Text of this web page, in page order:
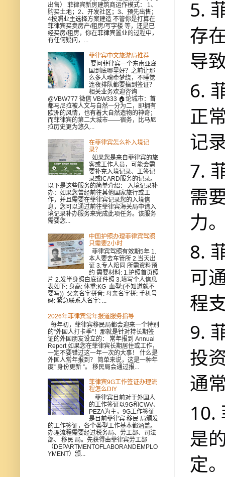
5.
存
导
6.
正
记
7.
需
力
8.
可
程
9.
投
通
10.
是
定
出售） 菲律宾新房建筑商运作模式： 1、
购买土地；2、开发社区；3、预先出售；
4按照业主选择方案建造 不管你是打算在
菲律宾买卖房产/租房/写字楼 等，还是已
经买房/租房，你在菲律宾置业的过程中，
有任何疑问，...
菲律宾中文旅游局推荐
要问菲律宾一个东南亚岛
国到底哪里好？之前让那
么多人魂牵梦绕，不睡觉
连夜排队都要搞到签证？
相关业务欢迎咨询
@VBW777 微信 VBW333 🏠论城市：首
都马尼拉被人文与自然一分为二，即拥有
欧洲的风情，也有着大自然造物的神奇；
而菲律宾的第二大城市——宿务，比马尼
拉历史更为悠久...
在菲律宾怎么补入境记
录？
如果您是来自菲律宾的旅
客或工作人员，可能会需
要补充入境记录、工签记
录或iCARD服务的记录。
以下是这些服务的简单介绍： 入境记录补
办：如果您曾经前往其他国家旅行或工
作，并且需要在菲律宾记录您的入境信
息，您可以通过前往菲律宾海关局申请入
境记录补办服务来完成此项任务。该服务
需要您...
中国护照办理菲律宾驾照
只需要2小时
菲律宾驾照有效期5年 1.
本人要去车管所 2.当天出
证 3.专人陪同 所需资料预
约 需要材料: 1.护照首页照
片 2.发半身照白底证件照 3.填写个人信息
表如下: 身高: 体重:KG 血型:(不知道就不
要写)) 父亲名字拼音: 母亲名字拼: 手机号
码: 紧急联系人名字: ...
2026年菲律宾常年报道服务指导
每年初，菲律宾移民局都会迎来一个特别
的“外国人打卡季”！那就是针对持长期签
证的外国朋友设立的： 常年报到 Annual
Report 如果您在菲律宾长期居住或工作，
一定不要错过这一年一次的大事！ 什么是
外国人常年报到？ 简单来说，这是一种年
度“ 身份更新 ”。 移民局会通过报...
菲律宾9G工作签证办理流
程怎么DIY
菲律宾目前对于外国人
的工作签证以9G和CWV、
PEZA为主，9G工作签证
是目前菲律宾 移民 局颁发
的工作签证，各个类型工作基本都涵盖。
办理流程需要经过税务局、劳工部、司法
部、 移民 局。先获得由菲律宾劳工部
（DEPARTMENTOFLABORANDEMPLO
YMENT）颁...